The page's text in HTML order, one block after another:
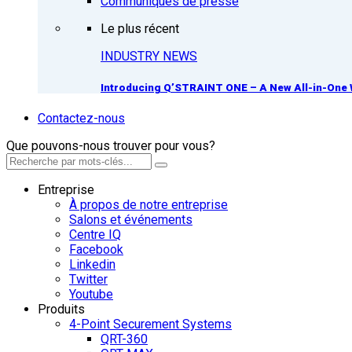
Le plus récent
INDUSTRY NEWS
Introducing Q’STRAINT ONE – A New All-in-
Contactez-nous
Que pouvons-nous trouver pour vous?
Entreprise
À propos de notre entreprise
Salons et événements
Centre IQ
Facebook
Linkedin
Twitter
Youtube
Produits
4-Point Securement Systems
QRT-360